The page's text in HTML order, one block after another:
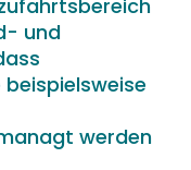
und
werden